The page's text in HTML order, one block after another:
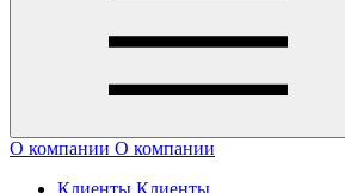
О компании О компании
Клиенты Клиенты